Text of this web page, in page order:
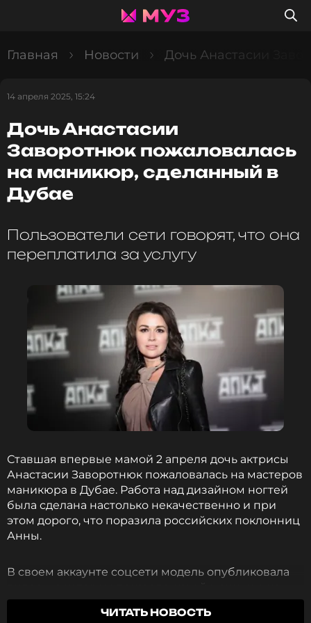
Главная Новости Дочь Анастасии
14 апреля 2025, 15:24
Дочь Анастасии
Заворотнюк пожаловалась
на маникюр, сделанный в
Дубае
Пользователи сети говорят, что она
переплатила за услугу
Ставшая впервые мамой 2 апреля дочь актрисы
Анастасии Заворотнюк пожаловалась на мастеров
маникюра в Дубае. Работа над дизайном ногтей
была сделана настолько некачественно и при
этом дорого, что поразила российских поклонниц
Анны.
В своем аккаунте соцсети модель опубликовала
наращенных ногтях ей сделала дубайская
жительница. По словам Анны, она вызвала
ЧИТАТЬ НОВОСТЬ